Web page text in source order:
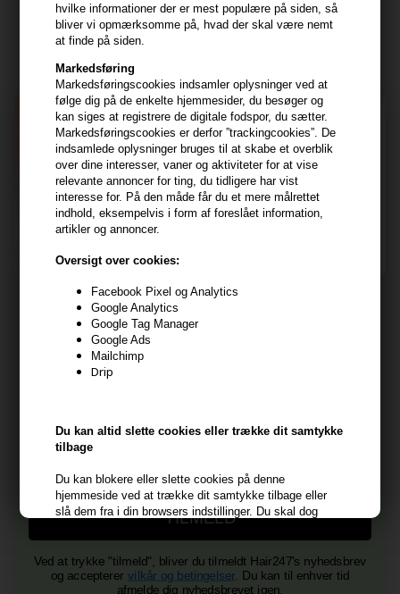
hvilke informationer der er mest populære på siden, så
bliver vi opmærksomme på, hvad der skal være nemt
at finde på siden.
Markedsføring
Markedsføringscookies indsamler oplysninger ved at
følge dig på de enkelte hjemmesider, du besøger og
kan siges at registrere de digitale fodspor, du sætter.
Markedsføringscookies er derfor ”trackingcookies”. De
indsamlede oplysninger bruges til at skabe et overblik
over dine interesser, vaner og aktiviteter for at vise
relevante annoncer for ting, du tidligere har vist
interesse for. På den måde får du et mere målrettet
indhold, eksempelvis i form af foreslået information,
artikler og annoncer.
Oversigt over cookies:
Facebook Pixel og Analytics
Google Analytics
Google Tag Manager
Google Ads
Mailchimp
Drip
Du kan altid slette cookies eller trække dit samtykke
tilbage
Du kan blokere eller slette cookies på denne
hjemmeside ved at trække dit samtykke tilbage eller
slå dem fra i din browsers indstillinger. Du skal dog
være opmærksom på, at hvis cookies fravælges ellers
slettes, kan der være funktioner og services, der ikke
længere er anvendelige.
Du har altid mulighed for at trække dit samtykke til
Modtag tilbud mm
Tilmeld dig nyhedsbrev - du kan altid afmelde det igen.
TILMELD
ConsentJeg accepterer vilkår og betingelser.
Læs mere her
Husk at vi har
Gratis fragt til ved køb over 399 kr på udvalgte fragtformer
Vi sender samme hverdag ved bestilling inden kl 14:45
356 dages returret
+9600 anmeldelser på Trustpilot , 4.9 Rating
Tilmeld dig nyhedsbrevet
Og modtag nyheder, eksklusive tilbud og rabatter
direkte i din indbakke.
E-mail
TILMELD
Ved at trykke "tilmeld", bliver du tilmeldt Hair247's nyhedsbrev
og accepterervilkår og betingelser. Du kan til enhver tid
afmelde dig nyhedsbrevet igen.